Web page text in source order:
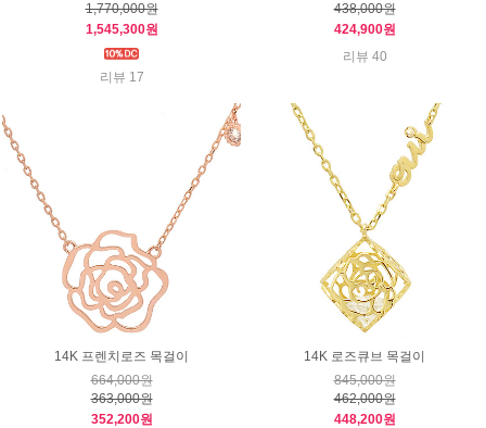
1,770,000원
1,545,300원
리뷰 17
438,000원
424,900원
리뷰 40
14K 프렌치로즈 목걸이
664,000원
363,000원
352,200원
14K 로즈큐브 목걸이
845,000원
462,000원
448,200원